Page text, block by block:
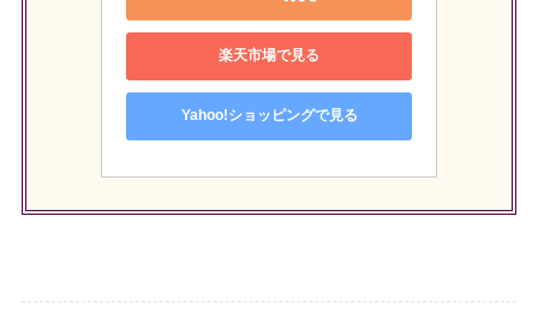
楽天市場で見る
Yahoo!ショッピングで見る